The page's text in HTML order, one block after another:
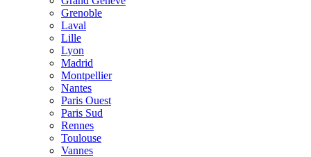
Grenoble
Laval
Lille
Lyon
Madrid
Montpellier
Nantes
Paris Ouest
Paris Sud
Rennes
Toulouse
Vannes